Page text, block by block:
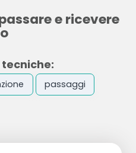
e ricevere
passaggi